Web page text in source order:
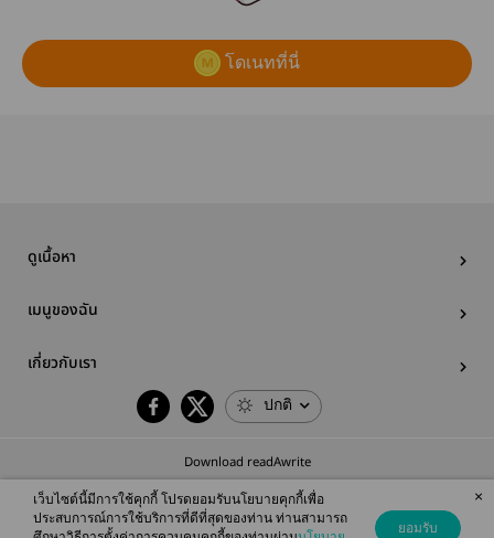
โดเนทที่นี่
ดูเนื้อหา
เมนูของฉัน
เกี่ยวกับเรา
ปกติ
Download readAwrite
เว็บไซต์นี้มีการใช้คุกกี้ โปรดยอมรับนโยบายคุกกี้เพื่อ
ประสบการณ์การใช้บริการที่ดีที่สุดของท่าน ท่านสามารถ
ยอมรับ
×